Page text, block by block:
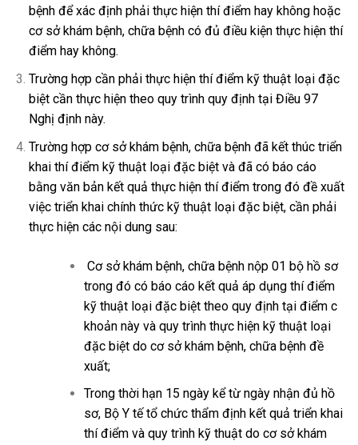
bệnh để xác định phải thực hiện thí điểm hay không hoặc
cơ sở khám bệnh, chữa bệnh có đủ điều kiện thực hiện thí
điểm hay không.
Trường hợp cần phải thực hiện thí điểm kỹ thuật loại đặc
biệt cần thực hiện theo quy trình quy định tại Điều 97
Nghị định này.
Trường hợp cơ sở khám bệnh, chữa bệnh đã kết thúc triển
khai thí điểm kỹ thuật loại đặc biệt và đã có báo cáo
bằng văn bản kết quả thực hiện thí điểm trong đó đề xuất
việc triển khai chính thức kỹ thuật loại đặc biệt, cần phải
thực hiện các nội dung sau:
Cơ sở khám bệnh, chữa bệnh nộp 01 bộ hồ sơ
trong đó có báo cáo kết quả áp dụng thí điểm
kỹ thuật loại đặc biệt theo quy định tại điểm c
khoản này và quy trình thực hiện kỹ thuật loại
đặc biệt do cơ sở khám bệnh, chữa bệnh đề
xuất;
Trong thời hạn 15 ngày kể từ ngày nhận đủ hồ
sơ, Bộ Y tế tổ chức thẩm định kết quả triển khai
thí điểm và quy trình kỹ thuật do cơ sở khám